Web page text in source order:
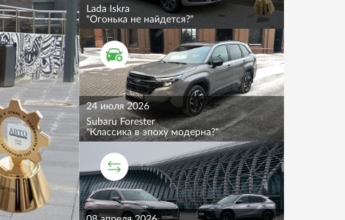
Lada Iskra
"Огонька не найдется?"
ТЕСТ ДРАЙВ
24 июля 2026
Subaru Forester
"Классика в эпоху модерна?"
СРАВНИТЕЛЬНЫЙ ТЕСТ